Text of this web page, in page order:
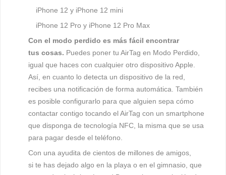
iPhone 12 y iPhone 12 mini
iPhone 12 Pro y iPhone 12 Pro Max
Con el modo perdido es más fácil encontrar
tus cosas. Puedes poner tu AirTag en Modo Perdido,
igual que haces con cualquier otro dispositivo Apple.
Así, en cuanto lo detecta un dispositivo de la red,
recibes una notificación de forma automática. También
es posible configurarlo para que alguien sepa cómo
contactar contigo tocando el AirTag con un smartphone
que disponga de tecnología NFC, la misma que se usa
para pagar desde el teléfono.
Con una ayudita de cientos de millones de amigos,
si te has dejado algo en la playa o en el gimnasio, que